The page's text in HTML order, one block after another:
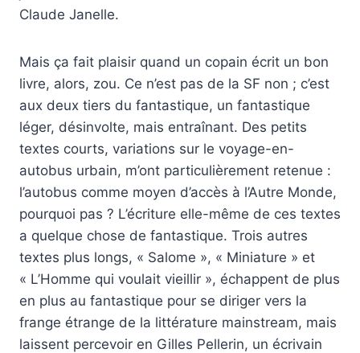
Claude Janelle.
Mais ça fait plaisir quand un copain écrit un bon
livre, alors, zou. Ce n’est pas de la SF non ; c’est
aux deux tiers du fantastique, un fantastique
léger, désinvolte, mais entraînant. Des petits
textes courts, variations sur le voyage-en-
autobus urbain, m’ont particulièrement retenue :
l’autobus comme moyen d’accès à l’Autre Monde,
pourquoi pas ? L’écriture elle-même de ces textes
a quelque chose de fantastique. Trois autres
textes plus longs, « Salome », « Miniature » et
« L’Homme qui voulait vieillir », échappent de plus
en plus au fantastique pour se diriger vers la
frange étrange de la littérature mainstream, mais
laissent percevoir en Gilles Pellerin, un écrivain